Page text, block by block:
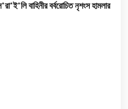
বাহিনীর বর্বরোচিত নৃশংস হামলার